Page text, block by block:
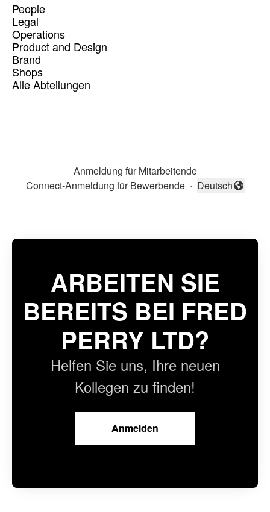
People
Legal
Operations
Product and Design
Brand
Shops
Alle Abteilungen
Anmeldung für Mitarbeitende
Connect-Anmeldung für Bewerbende · Sprache ändern
Deutsch
ARBEITEN SIE
BEREITS BEI FRED
PERRY LTD?
Helfen Sie uns, Ihre neuen
Kollegen zu finden!
Anmelden